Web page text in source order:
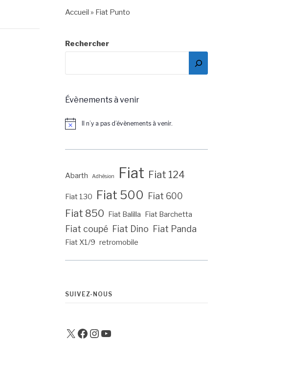
Accueil » Fiat Punto
Rechercher
Évènements à venir
Notice Il n’y a pas d’évènements à venir.
Abarth Adhésion Fiat Fiat 124
Fiat 130 Fiat 500 Fiat 600
Fiat 850 Fiat Balilla Fiat Barchetta
Fiat coupé Fiat Dino Fiat Panda
Fiat X1/9 retromobile
SUIVEZ-NOUS
X Facebook
Instagram